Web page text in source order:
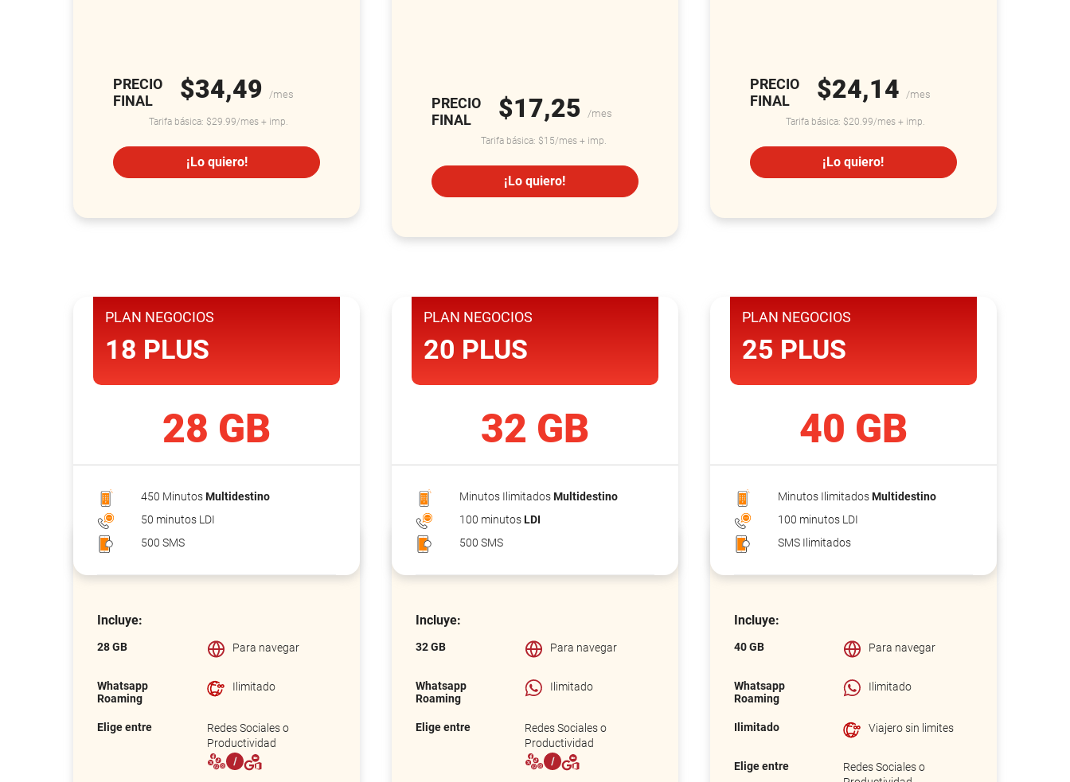
PRECIO
FINAL
$34,49 /mes
Tarifa básica: $29.99/mes + imp.
¡Lo quiero!
PRECIO
FINAL
$17,25 /mes
Tarifa básica: $15/mes + imp.
¡Lo quiero!
PRECIO
FINAL
$24,14 /mes
Tarifa básica: $20.99/mes + imp.
¡Lo quiero!
PLAN NEGOCIOS
18 PLUS
28 GB
450 MinutosMultidestino
50 minutos LDI
500 SMS
Incluye:
28 GB Para navegar
Whatsapp
Roaming
Ilimitado
Elige entre
Redes Sociales o
Productividad
PLAN NEGOCIOS
20 PLUS
32 GB
Minutos IlimitadosMultidestino
100 minutosLDI
500 SMS
Incluye:
32 GB Para navegar
Whatsapp
Roaming
Ilimitado
Elige entre
Redes Sociales o
Productividad
PLAN NEGOCIOS
25 PLUS
40 GB
Minutos IlimitadosMultidestino
100 minutos LDI
SMS Ilimitados
Incluye:
40 GB Para navegar
Whatsapp
Roaming
Ilimitado
Ilimitado Viajero sin limites
Elige entre
Redes Sociales o